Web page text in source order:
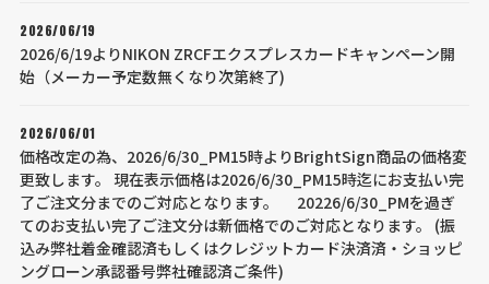
2026/06/19
2026/6/19よりNIKON ZRCFエクスプレスカードキャンペーン開
始（メーカー予定数無くなり次第終了)
2026/06/01
価格改定の為、2026/6/30_PM15時よりBrightSign商品の価格変
更致します。 現在表示価格は2026/6/30_PM15時迄にお支払い完
了ご注文分までのご対応となります。 20226/6/30_PMを過ぎ
てのお支払い完了ご注文分は新価格でのご対応となります。 (振
込み弊社着金確認済もしくはクレジットカード決済済・ショッピ
ングローン承認番号弊社確認済ご条件)